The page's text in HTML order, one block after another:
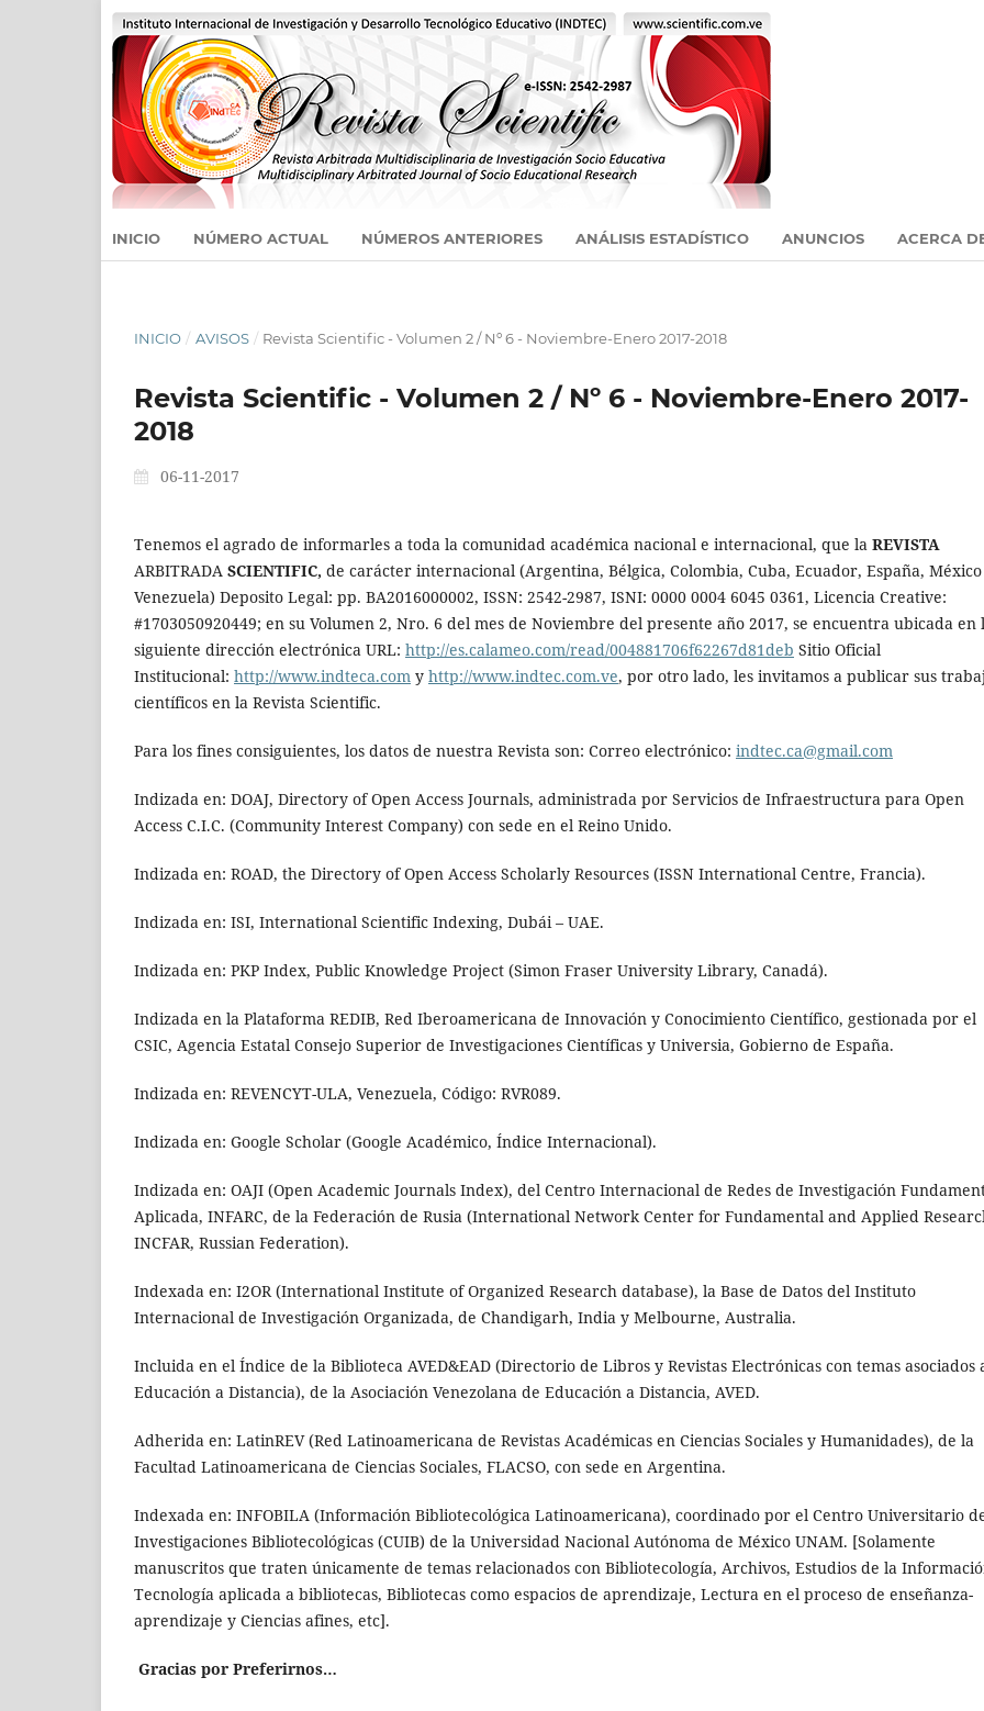
INICIO NÚMERO ACTUAL NÚMEROS ANTERIORES ANÁLISIS ESTADÍSTICO ANUNCIOS ACERCA
INICIO / AVISOS / Revista Scientific - Volumen 2 / Nº 6 - Noviembre-Enero 2017-2018
Revista Scientific - Volumen 2 / Nº 6 - Noviembre-Enero 2017-
2018
06-11-2017
Tenemos el agrado de informarles a toda la comunidad académica nacional e internacional, que la REVISTA
ARBITRADA SCIENTIFIC, de carácter internacional (Argentina, Bélgica, Colombia, Cuba, Ecuador, España,
Venezuela) Deposito Legal: pp. BA2016000002, ISSN: 2542-2987, ISNI: 0000 0004 6045 0361, Licencia Creative:
#1703050920449; en su Volumen 2, Nro. 6 del mes de Noviembre del presente año 2017, se encuentra ubicada en
siguiente dirección electrónica URL: http://es.calameo.com/read/004881706f62267d81deb Sitio Oficial
Institucional: http://www.indteca.com y http://www.indtec.com.ve, por otro lado, les invitamos a publicar sus
científicos en la Revista Scientific.
Para los fines consiguientes, los datos de nuestra Revista son: Correo electrónico: indtec.ca@gmail.com
Indizada en: DOAJ, Directory of Open Access Journals, administrada por Servicios de Infraestructura para Open
Access C.I.C. (Community Interest Company) con sede en el Reino Unido.
Indizada en: ROAD, the Directory of Open Access Scholarly Resources (ISSN International Centre, Francia).
Indizada en: ISI, International Scientific Indexing, Dubái – UAE.
Indizada en: PKP Index, Public Knowledge Project (Simon Fraser University Library, Canadá).
Indizada en la Plataforma REDIB, Red Iberoamericana de Innovación y Conocimiento Científico, gestionada por el
CSIC, Agencia Estatal Consejo Superior de Investigaciones Científicas y Universia, Gobierno de España.
Indizada en: REVENCYT-ULA, Venezuela, Código: RVR089.
Indizada en: Google Scholar (Google Académico, Índice Internacional).
Indizada en: OAJI (Open Academic Journals Index), del Centro Internacional de Redes de Investigación
Aplicada, INFARC, de la Federación de Rusia (International Network Center for Fundamental and Applied
INCFAR, Russian Federation).
Indexada en: I2OR (International Institute of Organized Research database), la Base de Datos del Instituto
Internacional de Investigación Organizada, de Chandigarh, India y Melbourne, Australia.
Incluida en el Índice de la Biblioteca AVED&EAD (Directorio de Libros y Revistas Electrónicas con temas asociados
Educación a Distancia), de la Asociación Venezolana de Educación a Distancia, AVED.
Adherida en: LatinREV (Red Latinoamericana de Revistas Académicas en Ciencias Sociales y Humanidades), de la
Facultad Latinoamericana de Ciencias Sociales, FLACSO, con sede en Argentina.
Indexada en: INFOBILA (Información Bibliotecológica Latinoamericana), coordinado por el Centro Universitario
Investigaciones Bibliotecológicas (CUIB) de la Universidad Nacional Autónoma de México UNAM. [Solamente
manuscritos que traten únicamente de temas relacionados con Bibliotecología, Archivos, Estudios de la
Tecnología aplicada a bibliotecas, Bibliotecas como espacios de aprendizaje, Lectura en el proceso de enseñanza-
aprendizaje y Ciencias afines, etc].
Gracias por Preferirnos…